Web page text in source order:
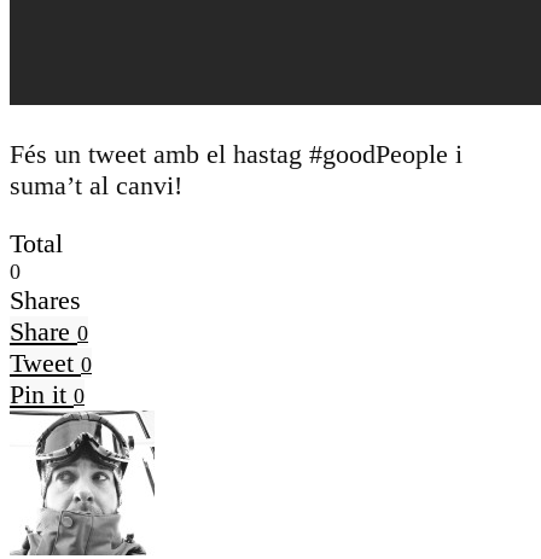
Fés un tweet amb el hastag #goodPeople i
suma’t al canvi!
Total
0
Shares
Share 0
Tweet 0
Pin it 0